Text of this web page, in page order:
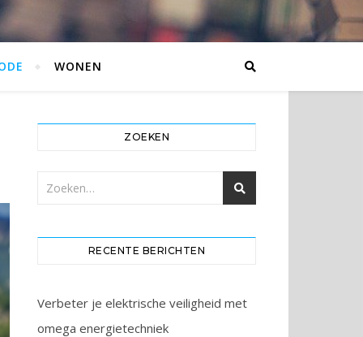
WONEN
ZOEKEN
RECENTE BERICHTEN
Verbeter je elektrische veiligheid met
omega energietechniek